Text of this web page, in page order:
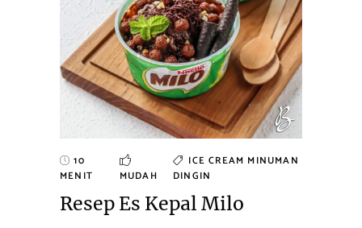
10
MENIT
MUDAH
ICE CREAM MINUMAN
DINGIN
Resep Es Kepal Milo